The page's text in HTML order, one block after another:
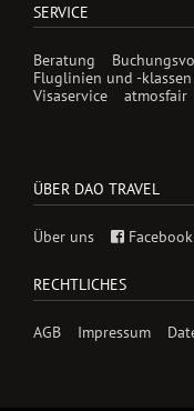
SERVICE
Beratung
Fluglinien und -klassen
Visaservice
atmosfair
ÜBER DAO TRAVEL
Über uns Facebook
RECHTLICHES
AGB Impressum